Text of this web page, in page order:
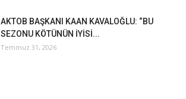
AKTOB BAŞKANI KAAN KAVALOĞLU: “BU
SEZONU KÖTÜNÜN İYİSİ...
Temmuz 31, 2026